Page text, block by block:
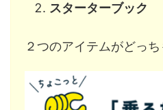
スターターブック
２つのアイテムがどっち